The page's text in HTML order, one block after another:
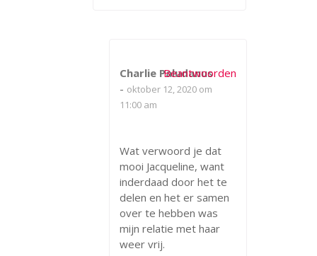
Charlie Paludanus
- oktober 12, 2020 om
11:00 am
Wat verwoord je dat
mooi Jacqueline, want
inderdaad door het te
delen en het er samen
over te hebben was
mijn relatie met haar
weer vrij.
Beantwoorden